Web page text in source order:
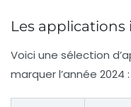
Les
Voici une sélection
marquer l’année 2024 :